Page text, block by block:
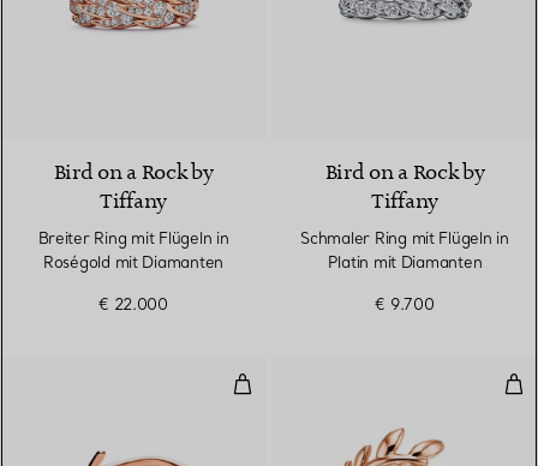
Bird on a Rock by
Tiffany
Breiter Ring mit Flügeln in
Roségold mit Diamanten
€ 22.000
Bird on a Rock by
Tiffany
Schmaler Ring mit Flügeln in
Platin mit Diamanten
€ 9.700
Love Ring in Roségold, Small